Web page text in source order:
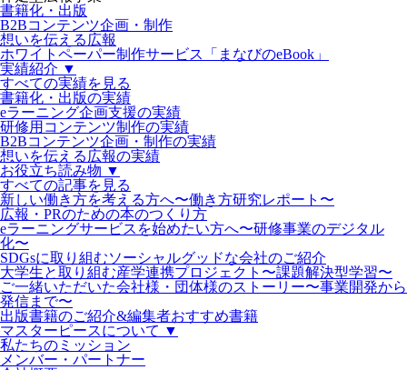
書籍化・出版
B2Bコンテンツ企画・制作
想いを伝える広報
ホワイトペーパー制作サービス「まなびのeBook」
実績紹介 ▼
すべての実績を見る
書籍化・出版の実績
eラーニング企画支援の実績
研修用コンテンツ制作の実績
B2Bコンテンツ企画・制作の実績
想いを伝える広報の実績
お役立ち読み物 ▼
すべての記事を見る
新しい働き方を考える方へ〜働き方研究レポート〜
広報・PRのための本のつくり方
eラーニングサービスを始めたい方へ〜研修事業のデジタル
化〜
SDGsに取り組むソーシャルグッドな会社のご紹介
大学生と取り組む産学連携プロジェクト〜課題解決型学習〜
ご一緒いただいた会社様・団体様のストーリー〜事業開発から
発信まで〜
出版書籍のご紹介&編集者おすすめ書籍
マスターピースについて ▼
私たちのミッション
メンバー・パートナー